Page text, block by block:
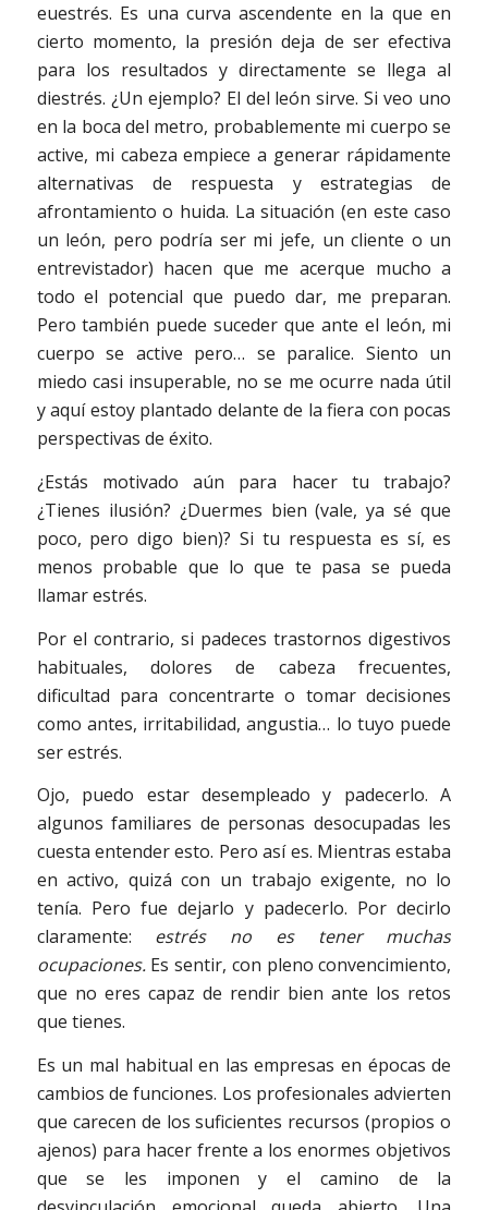
euestrés. Es una curva ascendente en la que en
cierto momento, la presión deja de ser efectiva
para los resultados y directamente se llega al
diestrés. ¿Un ejemplo? El del león sirve. Si veo uno
en la boca del metro, probablemente mi cuerpo se
active, mi cabeza empiece a generar rápidamente
alternativas de respuesta y estrategias de
afrontamiento o huida. La situación (en este caso
un león, pero podría ser mi jefe, un cliente o un
entrevistador) hacen que me acerque mucho a
todo el potencial que puedo dar, me preparan.
Pero también puede suceder que ante el león, mi
cuerpo se active pero… se paralice. Siento un
miedo casi insuperable, no se me ocurre nada útil
y aquí estoy plantado delante de la fiera con pocas
perspectivas de éxito.
¿Estás motivado aún para hacer tu trabajo?
¿Tienes ilusión? ¿Duermes bien (vale, ya sé que
poco, pero digo bien)? Si tu respuesta es sí, es
menos probable que lo que te pasa se pueda
llamar estrés.
Por el contrario, si padeces trastornos digestivos
habituales, dolores de cabeza frecuentes,
dificultad para concentrarte o tomar decisiones
como antes, irritabilidad, angustia… lo tuyo puede
ser estrés.
Ojo, puedo estar desempleado y padecerlo. A
algunos familiares de personas desocupadas les
cuesta entender esto. Pero así es. Mientras estaba
en activo, quizá con un trabajo exigente, no lo
tenía. Pero fue dejarlo y padecerlo. Por decirlo
claramente: estrés no es tener muchas
ocupaciones.Es sentir, con pleno convencimiento,
que no eres capaz de rendir bien ante los retos
que tienes.
Es un mal habitual en las empresas en épocas de
cambios de funciones. Los profesionales advierten
que carecen de los suficientes recursos (propios o
ajenos) para hacer frente a los enormes objetivos
que se les imponen y el camino de la